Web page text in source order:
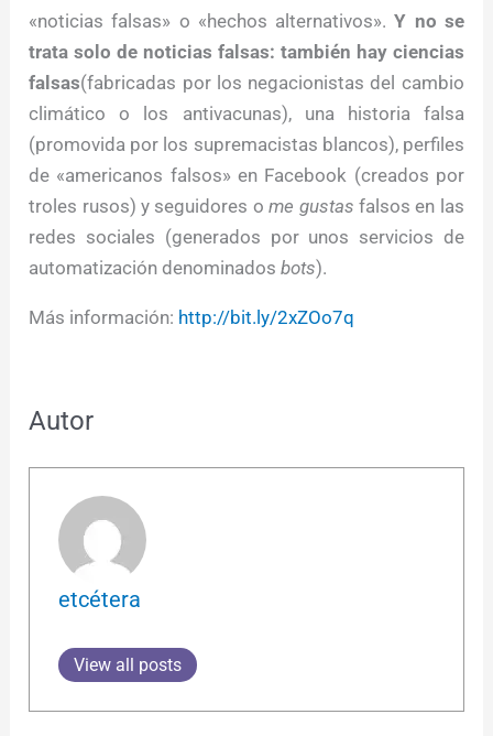
«noticias falsas» o «hechos alternativos».Y no se
trata solo de noticias falsas: también hay ciencias
falsas(fabricadas por los negacionistas del cambio
climático o los antivacunas), una historia falsa
(promovida por los supremacistas blancos), perfiles
de «americanos falsos» en Facebook (creados por
troles rusos) y seguidores ome gustas falsos en las
redes sociales (generados por unos servicios de
automatización denominadosbots).
Más información: http://bit.ly/2xZOo7q
Autor
etcétera
View all posts